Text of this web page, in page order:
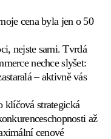
cena byla jen o 50
nejste sami. Tvrdá
nechce slyšet:
– aktivně vás
klíčová strategická
až
cenové